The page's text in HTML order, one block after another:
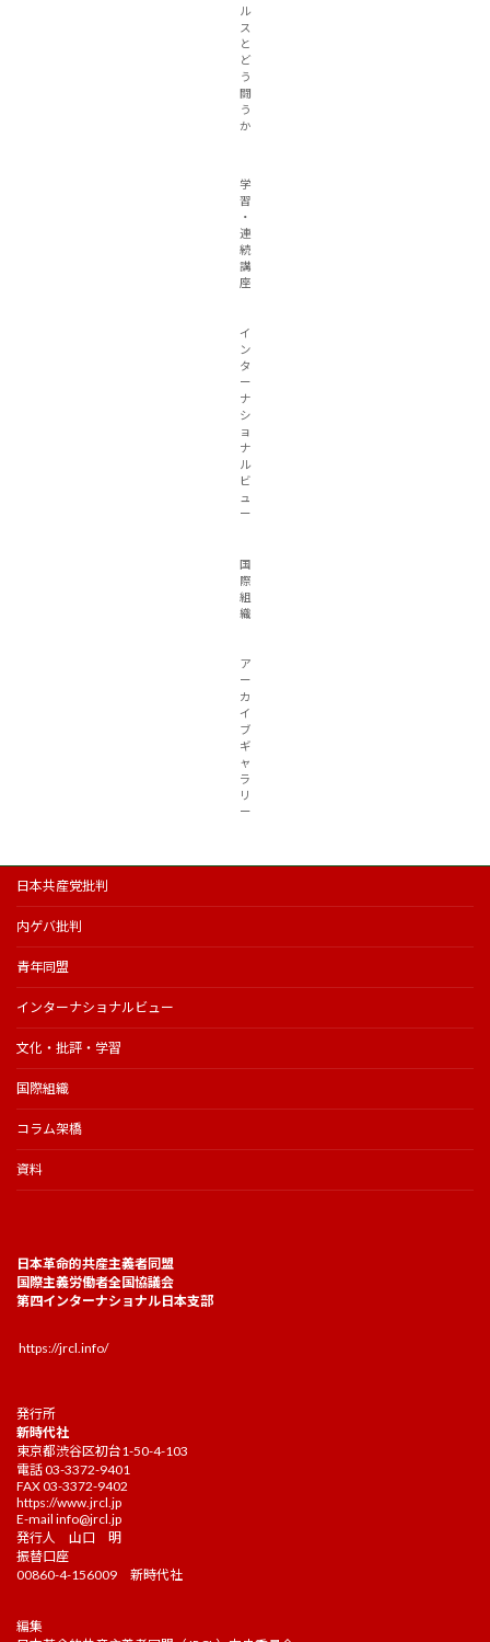
ル
ス
と
ど
う
闘
う
か
学
習
・
連
続
講
座
イ
ン
タ
ー
ナ
シ
ョ
ナ
ル
ビ
ュ
ー
国
際
組
織
ア
ー
カ
イ
ブ
ギ
ャ
ラ
リ
ー
日本共産党批判
内ゲバ批判
青年同盟
インターナショナルビュー
文化・批評・学習
国際組織
コラム架橋
資料
日本革命的共産主義者同盟
国際主義労働者全国協議会
第四インターナショナル日本支部
https://jrcl.info/
発行所
新時代社
東京都渋谷区初台1-50-4-103
電話 03-3372-9401
FAX 03-3372-9402
https://www.jrcl.jp
E-mail info@jrcl.jp
発行人 山口 明
振替口座
00860-4-156009 新時代社
編集